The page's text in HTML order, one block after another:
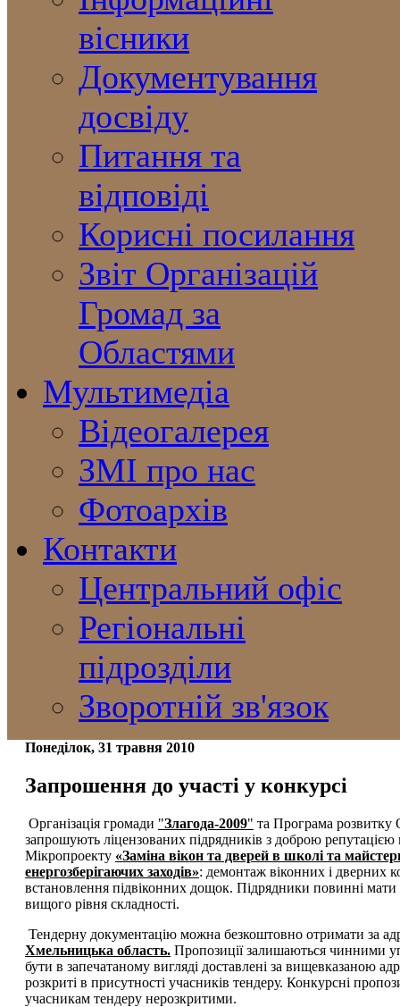
вісники
Документування
досвіду
Питання та
відповіді
Корисні посилання
Звіт Організацій
Громад за
Областями
Мультимедіа
Відеогалерея
ЗМІ про нас
Фотоархів
Контакти
Центральний офіс
Регіональні
підрозділи
Зворотній зв'язок
Понеділок, 31 травня 2010
Запрошення до участі у конкурсі
Організація громади "Злагода-2009" та Програма
запрошують ліцензованих підрядників з доброю репутацією
Мікропроекту «Заміна вікон та дверей в школі та
енергозберігаючих заходів»: демонтаж віконних і дверних
встановлення підвіконних дощок. Підрядники повинні мати
вищого рівня складності.
Тендерну документацію можна безкоштовно отримати за
Хмельницька область. Пропозиції залишаються чинними
бути в запечатаному вигляді доставлені за вищевказаною
розкриті в присутності учасників тендеру. Конкурсні
учасникам тендеру нерозкритими.